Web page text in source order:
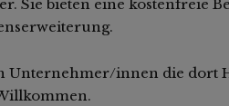
Sie bieten eine kostenfreie
Unternehmer/innen die dort